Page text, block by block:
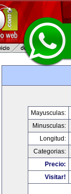
Mayusculas:
Minusculas:
Longitud:
Categorias:
Precio:
Visitar!